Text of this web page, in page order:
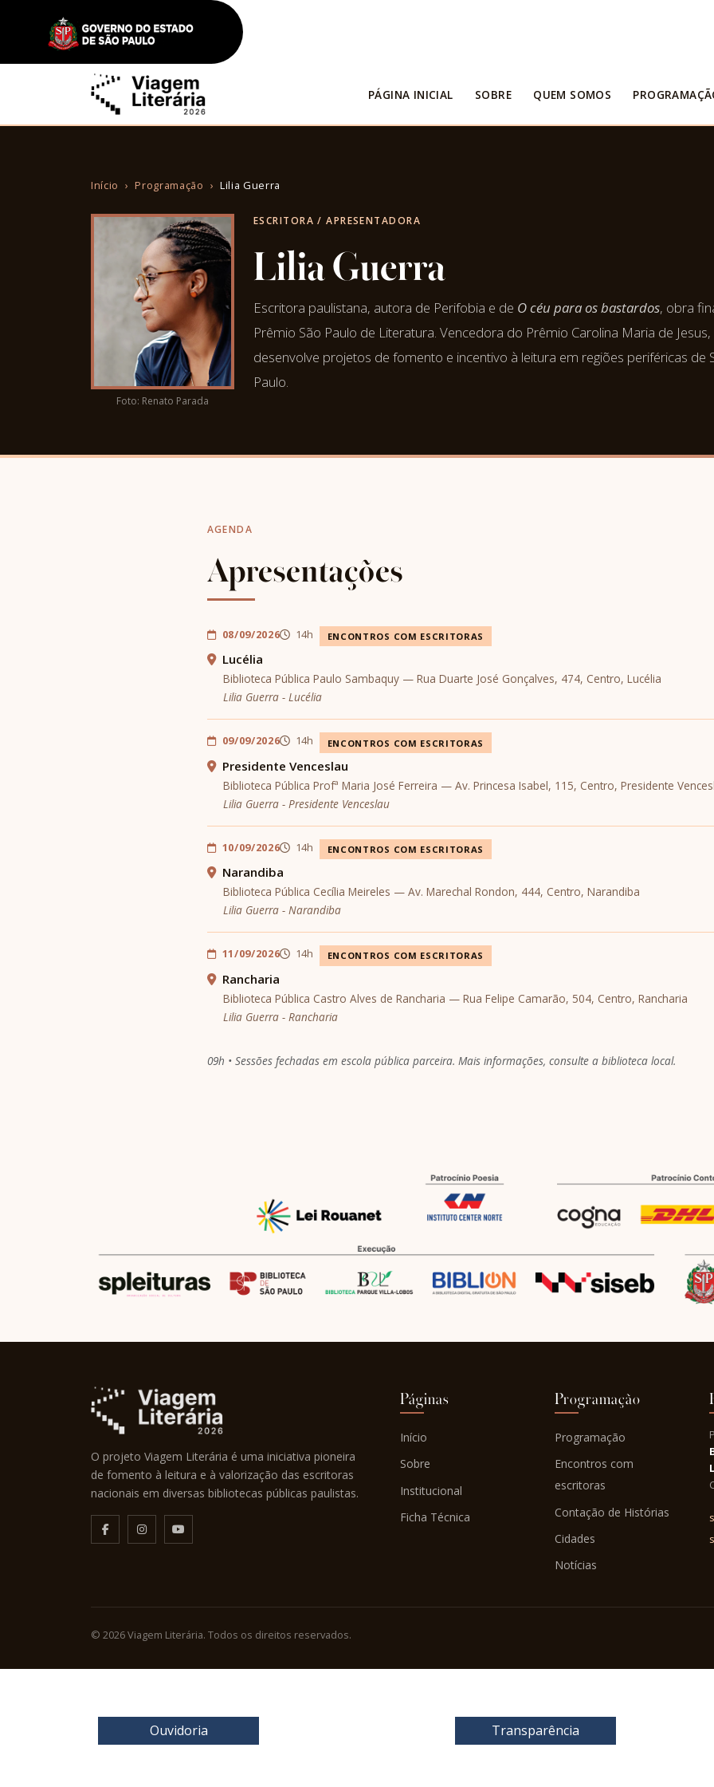
PÁGINA INICIAL SOBRE QUEM SOMOS
Início Programação Lilia Guerra
Foto: Renato Parada
ESCRITORA / APRESENTADORA
Lilia Guerra
Escritora paulistana, autora de Perifobia e de O céu para os bastardos, obra
Prêmio São Paulo de Literatura. Vencedora do Prêmio Carolina Maria de Jesus,
desenvolve projetos de fomento e incentivo à leitura em regiões periféricas de
Paulo.
AGENDA
Apresentações
08/09/2026 14h ENCONTROS COM ESCRITORAS
Lucélia
Biblioteca Pública Paulo Sambaquy — Rua Duarte José Gonçalves, 474, Centro, Lucélia
Lilia Guerra - Lucélia
09/09/2026 14h ENCONTROS COM ESCRITORAS
Presidente Venceslau
Biblioteca Pública Profª Maria José Ferreira — Av. Princesa Isabel, 115, Centro, Presidente
Lilia Guerra - Presidente Venceslau
10/09/2026 14h ENCONTROS COM ESCRITORAS
Narandiba
Biblioteca Pública Cecília Meireles — Av. Marechal Rondon, 444, Centro, Narandiba
Lilia Guerra - Narandiba
11/09/2026 14h ENCONTROS COM ESCRITORAS
Rancharia
Biblioteca Pública Castro Alves de Rancharia — Rua Felipe Camarão, 504, Centro, Rancharia
Lilia Guerra - Rancharia
09h • Sessões fechadas em escola pública parceira. Mais informações, consulte a biblioteca local.
O projeto Viagem Literária é uma iniciativa pioneira
de fomento à leitura e à valorização das escritoras
nacionais em diversas bibliotecas públicas paulistas.
Páginas
Início
Sobre
Institucional
Ficha Técnica
Programação
Programação
Encontros com
escritoras
Contação de Histórias
Cidades
Notícias
© 2026 Viagem Literária. Todos os direitos reservados.
Ouvidoria Transparência